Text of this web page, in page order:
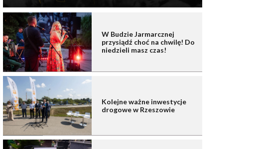
W Budzie Jarmarcznej
przysiądź choć na chwilę! Do
niedzieli masz czas!
Kolejne ważne inwestycje
drogowe w Rzeszowie